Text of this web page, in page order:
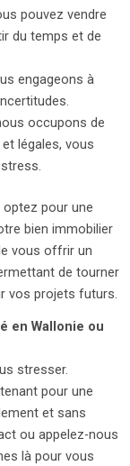
pouvez vendre
du temps et de
engageons à
occupons de
légales, vous
optez pour une
bien immobilier
vous offrir un
de tourner
vos projets futurs.
en Wallonie ou
stresser.
pour une
et sans
ou appelez-nous
là pour vous